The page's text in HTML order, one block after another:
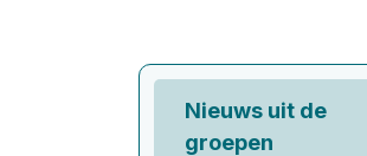
Onze activiteitenNieuws uit de
groepen